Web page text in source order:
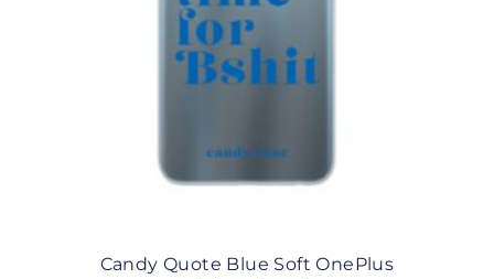
Candy Quote Blue Soft OnePlus